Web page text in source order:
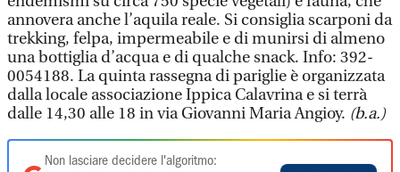
annovera anche l’aquila reale. Si consiglia scarponi da
trekking, felpa, impermeabile e di munirsi di almeno
una bottiglia d’acqua e di qualche snack. Info: 392-
0054188. La quinta rassegna di pariglie è organizzata
dalla locale associazione Ippica Calavrina e si terrà
dalle 14,30 alle 18 in via Giovanni Maria Angioy. (b.a.)
Non lasciare decidere l'algoritmo: